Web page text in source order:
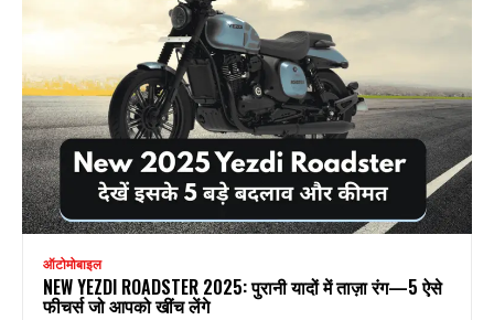
ऑटोमोबाइल
NEW YEZDI ROADSTER 2025: पुरानी यादों में ताज़ा रंग—5 ऐसे
फीचर्स जो आपको खींच लेंगे